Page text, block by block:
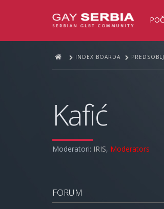
INDEX BOARDA
Kafić
Moderatori: IRIS, Moderators
FORUM